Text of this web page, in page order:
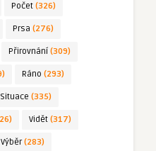
Počet (326)
Prsa (276)
Přirovnání (309)
Ráno (293)
Situace (335)
Vidět (317)
Výběr(283)